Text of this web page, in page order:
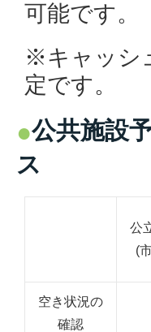
可能です。
※キャッシ
定です。
公共施設
ス
公
(
空き状況の
確認